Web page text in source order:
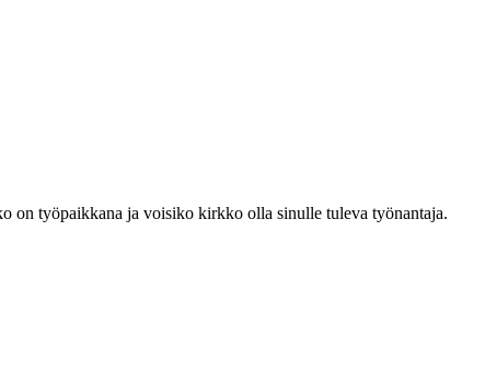
on työpaikkana ja voisiko kirkko olla sinulle tuleva työnantaja.